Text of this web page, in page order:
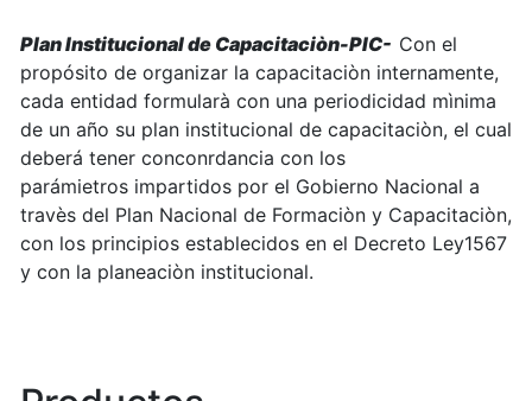
Plan Institucional de Capacitaciòn-PIC- Con el
propósito de organizar la capacitaciòn internamente,
cada entidad formularà con una periodicidad mìnima
de un año su plan institucional de capacitaciòn, el cual
deberá tener conconrdancia con los
parámietros impartidos por el Gobierno Nacional a
travès del Plan Nacional de Formaciòn y Capacitaciòn,
con los principios establecidos en el Decreto Ley1567
y con la planeaciòn institucional.